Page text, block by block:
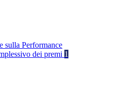
sulla Performance
dei premi 1